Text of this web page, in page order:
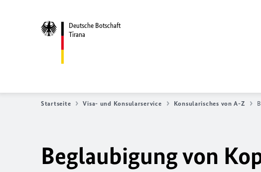
Deutsche Botschaft
Tirana
Startseite Visa- und Konsularservice Konsularisches von A-Z
Beglaubigung von